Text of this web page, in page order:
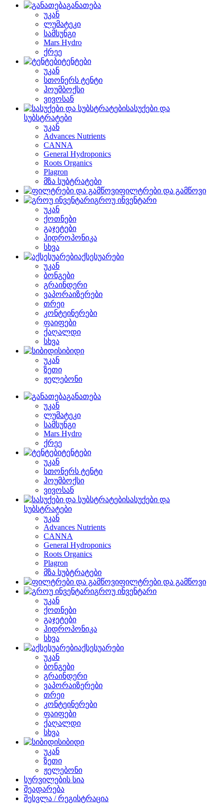
განათება
უკან
ლუმატეკი
სამსუნგი
Mars Hydro
ქრეე
ტენტები
უკან
სთონერს ტენტი
ჰოუმბოქსი
ვივოსან
სასუქები და
სუბსტრატები
უკან
Advances Nutrients
CANNA
General Hydroponics
Roots Organics
Plagron
მზა სუბტრატები
ფილტრები და გამწოვი
გროუ ინვენტარი
უკან
ქოთნები
გაჯეტები
ჰიდროპონიკა
სხვა
აქსესუარები
უკან
ბონგები
გრაინდერი
ვაპორაიზერები
თრეი
კონტეინერები
ფაიფები
ქაღალდი
სხვა
სიბიდი
უკან
ზეთი
ჟელებონი
განათება
უკან
ლუმატეკი
სამსუნგი
Mars Hydro
ქრეე
ტენტები
უკან
სთონერს ტენტი
ჰოუმბოქსი
ვივოსან
სასუქები და
სუბსტრატები
უკან
Advances Nutrients
CANNA
General Hydroponics
Roots Organics
Plagron
მზა სუბტრატები
ფილტრები და გამწოვი
გროუ ინვენტარი
უკან
ქოთნები
გაჯეტები
ჰიდროპონიკა
სხვა
აქსესუარები
უკან
ბონგები
გრაინდერი
ვაპორაიზერები
თრეი
კონტეინერები
ფაიფები
ქაღალდი
სხვა
სიბიდი
უკან
ზეთი
ჟელებონი
სურვილების სია
შეადარება
შესვლა / რეგისტრაცია